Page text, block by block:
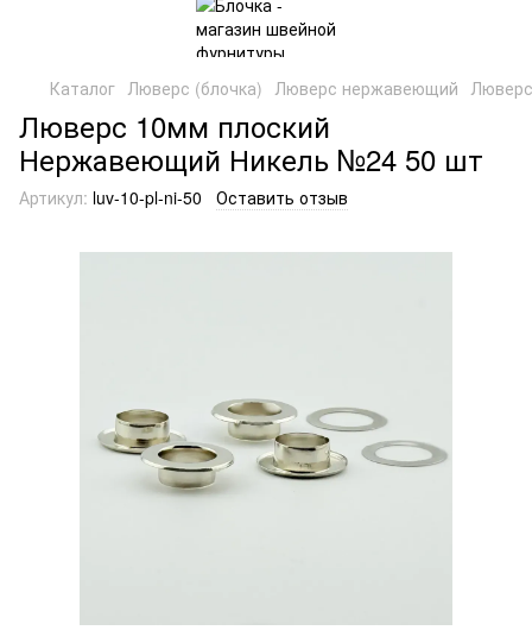
Каталог Люверс (блочка) Люверс нержавеющий
Люверс 10мм плоский
Нержавеющий Никель №24 50 шт
Артикул: luv-10-pl-ni-50 Оставить отзыв